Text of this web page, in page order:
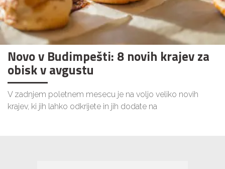
Novo v Budimpešti: 8 novih krajev za
obisk v avgustu
V zadnjem poletnem mesecu je na voljo veliko novih
krajev, ki jih lahko odkrijete in jih dodate na